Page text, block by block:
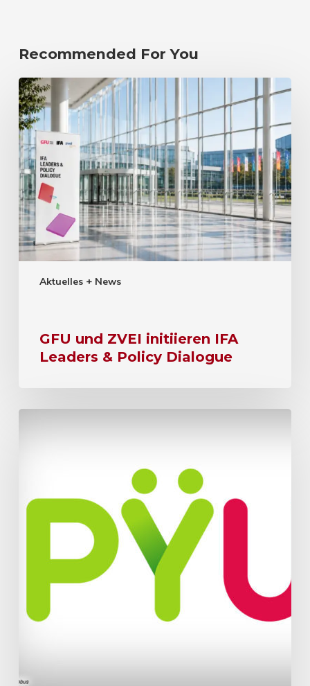
Recommended For You
Aktuelles + News
GFU und ZVEI initiieren IFA
Leaders & Policy Dialogue